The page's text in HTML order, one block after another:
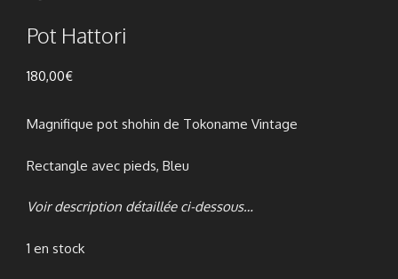
Pot Hattori
180,00€
Magnifique pot shohin de Tokoname Vintage
Rectangle avec pieds, Bleu
Voir description détaillée ci-dessous…
1 en stock